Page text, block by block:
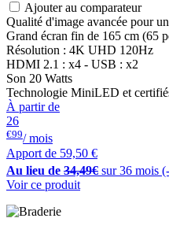
Ajouter au comparateur
Qualité d'image avancée pour
Grand écran fin de 165 cm (65
Résolution : 4K UHD 120Hz
HDMI 2.1 : x4 - USB : x2
Son 20 Watts
Technologie MiniLED et
À partir de
26
€99/ mois
Apport de 59,50 €
Au lieu de 34,49€ sur 36 mois
Voir ce produit